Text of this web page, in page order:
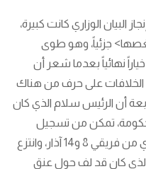
الوزاري كانت كبيرة،
جزئياً، وهو طوى
نهائياً بعدما شعر أن
الخلافات على حرف من هناك
أن الرئيس سلام الذي كان
تمكن من تسجيل
نقاط اضافية لصالحه انتزعها بالتساوي من فريقي 8 و14 آذار، وانتزع
الدستور> الذي كان قد لف حول عنق